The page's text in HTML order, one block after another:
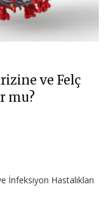
ve Felç
mu?
İnfeksiyon Hastalıkları